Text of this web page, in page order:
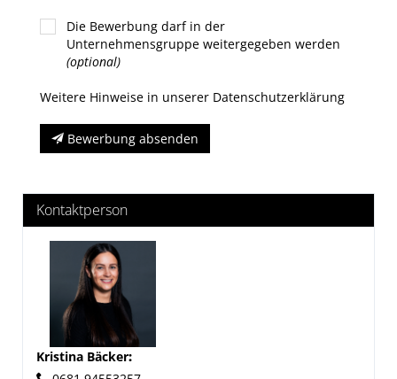
Die Bewerbung darf in der
Unternehmensgruppe weitergegeben werden
(optional)
Weitere Hinweise in unserer Datenschutzerklärung
Bewerbung absenden
Kontaktperson
Kristina Bäcker: